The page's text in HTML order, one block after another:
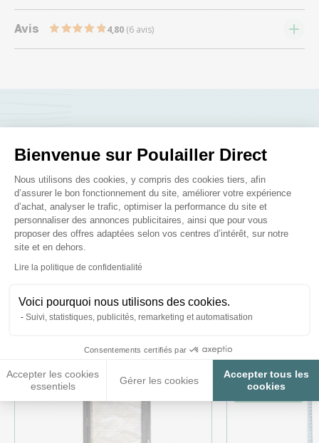
Bienvenue sur Poulailler Direct
Plateforme de Gestion du
Nous utilisons des cookies, y compris des cookies tiers, afin
d’assurer le bon fonctionnement du site, améliorer votre expérience
d’achat, analyser le trafic, optimiser la performance du site et
personnaliser des annonces publicitaires, ainsi que pour vous
proposer des offres adaptées selon vos centres d’intérêt, sur notre
site et en dehors.
Lire la politique de confidentialité
Voici pourquoi nous utilisons des cookies.
Suivi, statistiques, publicités, remarketing et automatisation
Consentements certifiés par
Accepter les cookies
essentiels
Gérer les cookies
Accepter tous les
cookies
Axeptio consent
Avis 4,80 (6 avis)
Nous répondons à toutes vos
questions ;)
Posez-nous vos questions
Ces produits peuvent vous
intéresser
♦ SECURITE26
Nouveau